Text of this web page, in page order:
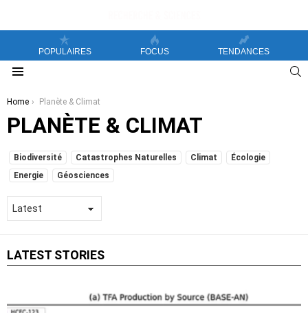
POPULAIRES FOCUS TENDANCES
You are here:
Home Planète & Climat
PLANÈTE & CLIMAT
SUBTERMS
Biodiversité Catastrophes Naturelles Climat
Écologie
Energie
Géosciences
LATEST STORIES